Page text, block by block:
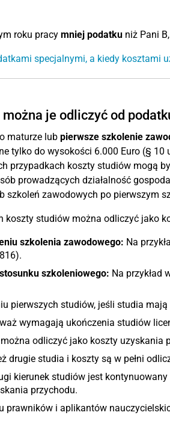
roku pracy mniej podatku niż Pani
specjalnymi, a kiedy kosztami
je odliczyć od
maturze lub pierwsze szkolenie
tylko do wysokości 6.000 Euro (§ 10
przypadkach koszty studiów mogą
prowadzących działalność
szkoleń zawodowych po pierwszym
koszty studiów można odliczyć jako
szkolenia zawodowego: Na
szkoleniowego: Na przykład
pierwszych studiów, jeśli studia mają
wymagają ukończenia studiów
odliczyć jako koszty uzyskania
drugie studia i koszty są w pełni
kierunek studiów jest
przychodu.
prawników i aplikantów